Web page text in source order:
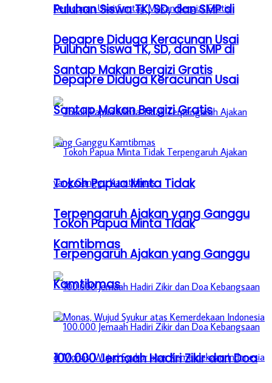
Puluhan Siswa TK, SD, dan SMP di
Depapre Diduga Keracunan Usai
Santap Makan Bergizi Gratis
Tokoh Papua Minta Tidak
Terpengaruh Ajakan yang Ganggu
Kamtibmas
100.000 Jemaah Hadiri Zikir dan Doa
Puluhan Siswa TK, SD, dan SMP di
Depapre Diduga Keracunan Usai
Santap Makan Bergizi Gratis
Tokoh Papua Minta Tidak
Terpengaruh Ajakan yang Ganggu
Kamtibmas